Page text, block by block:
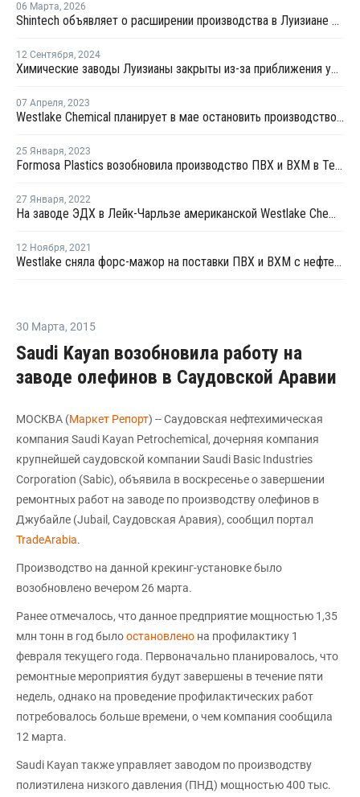
06 Марта, 2026
Shintech объявляет о расширении производства в Луизиане на USD3,4 млрд
12 Сентября, 2024
Химические заводы Луизианы закрыты из-за приближения урагана "Франсин"
07 Апреля, 2023
Westlake Chemical планирует в мае остановить производство хлорщелочных мощностей в Кентукки
25 Января, 2023
Formosa Plastics возобновила производство ПВХ и ВХМ в Техасе
27 Января, 2022
На заводе ЭДХ в Лейк-Чарльзе американской Westlake Chemical произошли взрыв и пожар
12 Ноября, 2021
Westlake сняла форс-мажор на поставки ПВХ и ВХМ с нефтехимических комплексов в Луизиане
30 Марта, 2015
Saudi Kayan возобновила работу на
заводе олефинов в Саудовской Аравии
МОСКВА (Маркет Репорт) -- Саудовская нефтехимическая
компания Saudi Kayan Petrochemical, дочерняя компания
крупнейшей саудовской компании Saudi Basic Industries
Corporation (Sabic), объявила в воскресенье о завершении
ремонтных работ на заводе по производству олефинов в
Джубайле (Jubail, Саудовская Аравия), сообщил портал
TradeArabia.
Производство на данной крекинг-установке было
возобновлено вечером 26 марта.
Ранее отмечалось, что данное предприятие мощностью 1,35
млн тонн в год былоостановлено на профилактику 1
февраля текущего года. Первоначально планировалось, что
ремонтные мероприятия будут завершены в течение пяти
недель, однако на проведение профилактических работ
потребовалось больше времени, о чем компания сообщила
12 марта.
Saudi Kayan также управляет заводом по производству
полиэтилена низкого давления (ПНД) мощностью 400 тыс.